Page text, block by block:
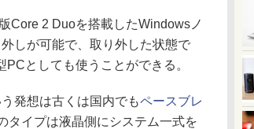
Core 2 Duoを搭載したWindowsノ
しが可能で、取り外した状態で
としても使うことができる。
発想は古くは国内でもペースブレ
タイプは液晶側にシステム一式を